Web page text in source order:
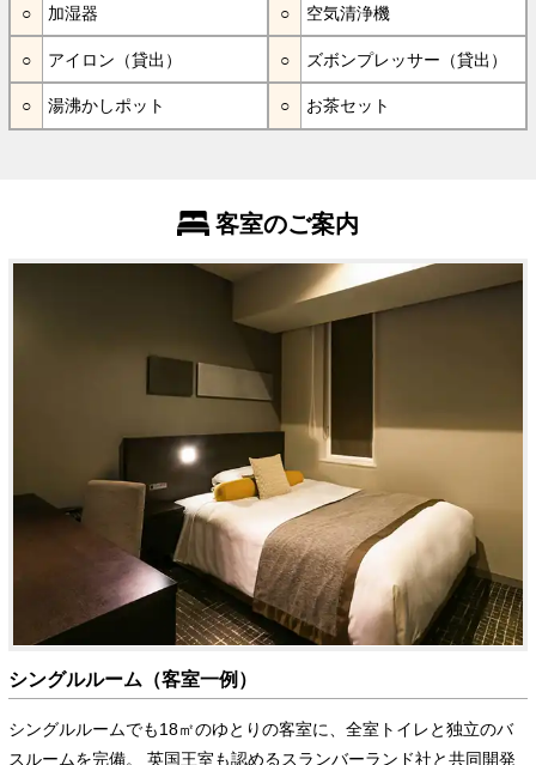
加湿器 空気清浄機
アイロン（貸出） ズボンプレッサー（貸出）
湯沸かしポット お茶セット
客室のご案内
シングルルーム（客室一例）
シングルルームでも18㎡のゆとりの客室に、全室トイレと独立のバ
スルームを完備。 英国王室も認めるスランバーランド社と共同開発